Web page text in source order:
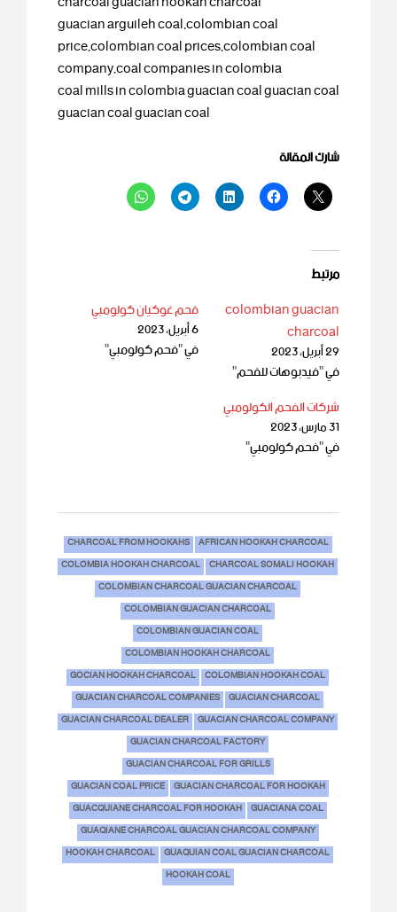
guacian arguileh coal,colombian coal
price,colombian coal prices,colombian coal
company,coal companies in colombia
coal mills in colombia guacian coal guacian coal
guacian coal guacian coal
شارك المقالة
مرتبط
colombian guacian
charcoal
29 أبريل، 2023
في "فيدبوهات للفحم"
فحم غوكيان كولومبي
6 أبريل، 2023
في "فحم كولومبي"
شركات الفحم الكولومبي
31 مارس، 2023
في "فحم كولومبي"
AFRICAN HOOKAH CHARCOAL
CHARCOAL FROM HOOKAHS
CHARCOAL SOMALI HOOKAH
COLOMBIA HOOKAH CHARCOAL
COLOMBIAN CHARCOAL GUACIAN CHARCOAL
COLOMBIAN GUACIAN CHARCOAL
COLOMBIAN GUACIAN COAL
COLOMBIAN HOOKAH CHARCOAL
COLOMBIAN HOOKAH COAL
GOCIAN HOOKAH CHARCOAL
GUACIAN CHARCOAL
GUACIAN CHARCOAL COMPANIES
GUACIAN CHARCOAL COMPANY
GUACIAN CHARCOAL DEALER
GUACIAN CHARCOAL FACTORY
GUACIAN CHARCOAL FOR GRILLS
GUACIAN CHARCOAL FOR HOOKAH
GUACIAN COAL PRICE
GUACIANA COAL
GUACQUIANE CHARCOAL FOR HOOKAH
GUAQIANE CHARCOAL GUACIAN CHARCOAL COMPANY
GUAQUIAN COAL GUACIAN CHARCOAL
HOOKAH CHARCOAL
HOOKAH COAL